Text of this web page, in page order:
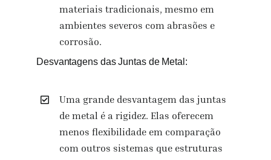
materiais tradicionais, mesmo em
ambientes severos com abrasões e
corrosão.
Desvantagens das Juntas de Metal:
Uma grande desvantagem das juntas
de metal é a rigidez. Elas oferecem
menos flexibilidade em comparação
com outros sistemas que estruturas